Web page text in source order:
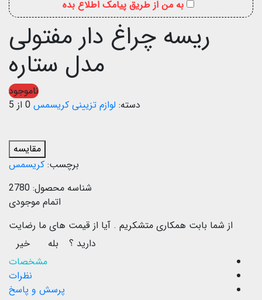
به من از طریق پیامک اطلاع بده
ریسه چراغ دار مفتولی
مدل ستاره
ناموجود
دسته: لوازم تزیینی کریسمس 0 از 5
مقایسه
برچسب: کریسمس
شناسه محصول: 2780
اتمام موجودی
از شما بابت همکاری متشکریم . آیا از قیمت های ما رضایت
دارید ؟
بله
خیر
مشخصات
نظرات
پرسش و پاسخ